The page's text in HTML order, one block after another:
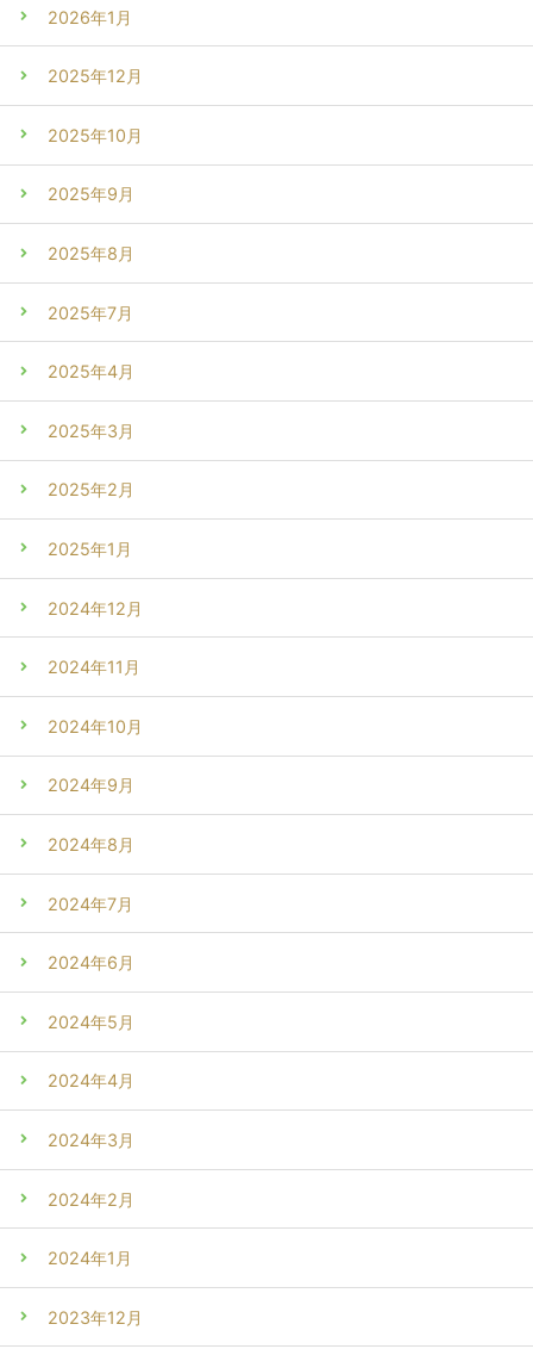
2026年1月
2025年12月
2025年10月
2025年9月
2025年8月
2025年7月
2025年4月
2025年3月
2025年2月
2025年1月
2024年12月
2024年11月
2024年10月
2024年9月
2024年8月
2024年7月
2024年6月
2024年5月
2024年4月
2024年3月
2024年2月
2024年1月
2023年12月